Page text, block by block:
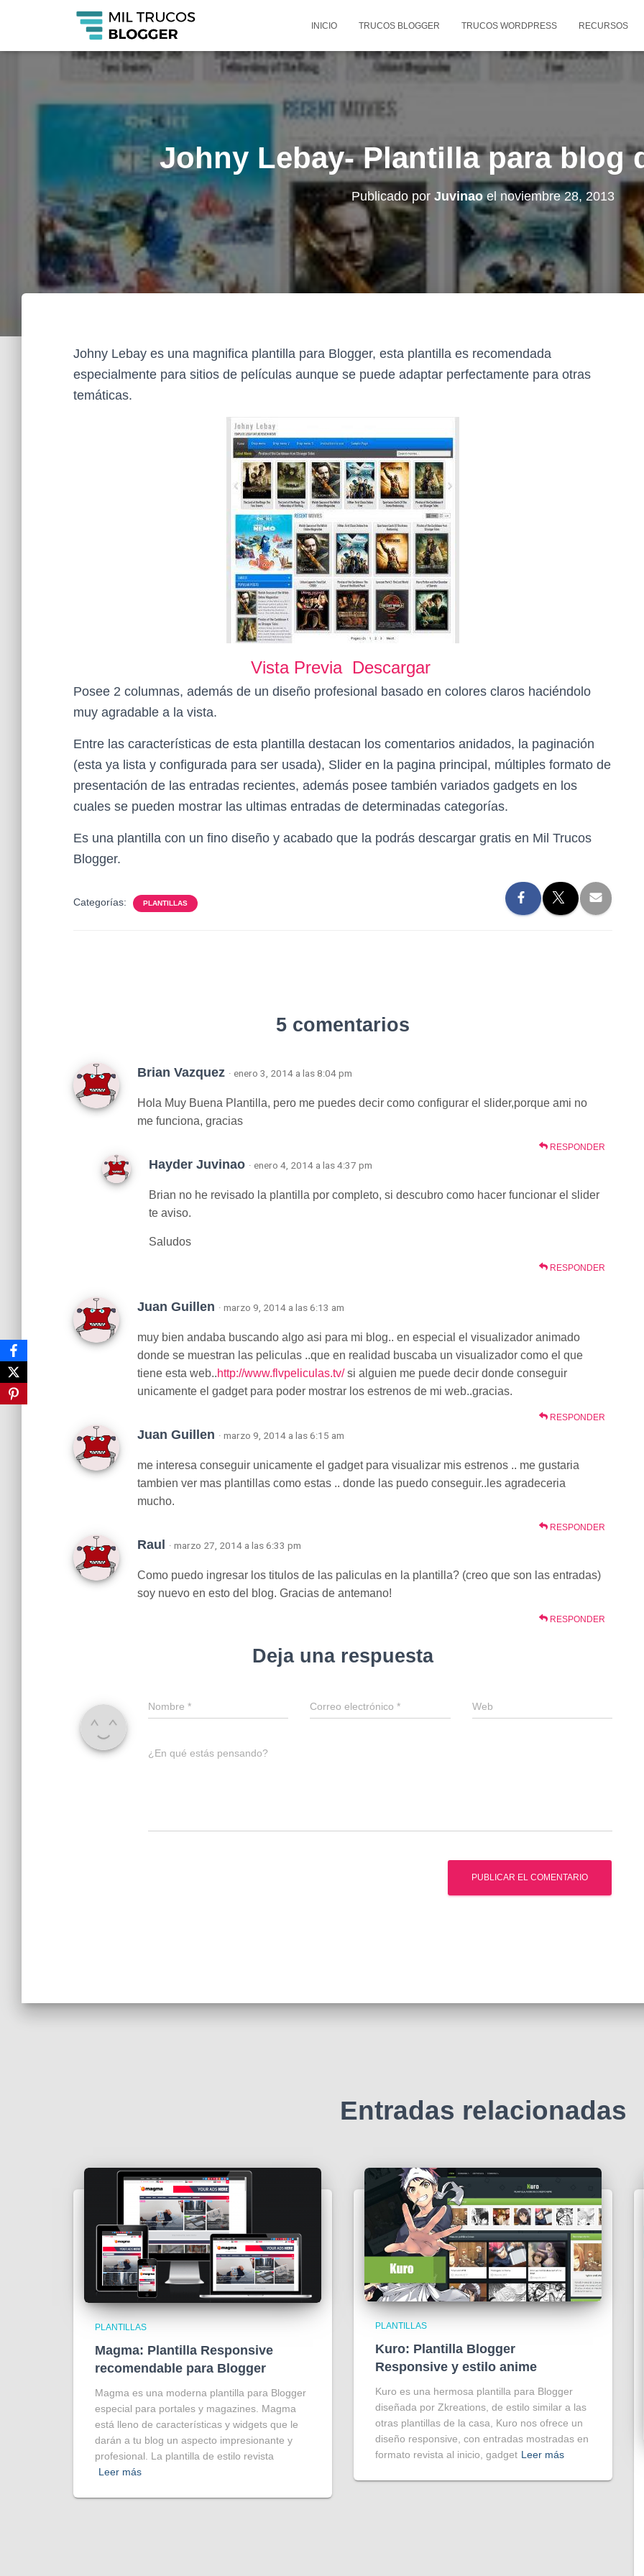
INICIO TRUCOS BLOGGER TRUCOS WORDPRESS RECURSOS
Johny Lebay- Plantilla para blog
Publicado por Juvinaoel noviembre 28, 2013
Johny Lebay es una magnifica plantilla para Blogger, esta plantilla es recomendada
especialmente para sitios de películas aunque se puede adaptar perfectamente para otras
temáticas.
Vista Previa Descargar
Posee 2 columnas, además de un diseño profesional basado en colores claros haciéndolo
muy agradable a la vista.
Entre las características de esta plantilla destacan los comentarios anidados, la paginación
(esta ya lista y configurada para ser usada), Slider en la pagina principal, múltiples formato de
presentación de las entradas recientes, además posee también variados gadgets en los
cuales se pueden mostrar las ultimas entradas de determinadas categorías.
Es una plantilla con un fino diseño y acabado que la podrás descargar gratis en Mil Trucos
Blogger.
Categorías: PLANTILLAS
5 comentarios
Brian Vazquez · enero 3, 2014 a las 8:04 pm
Hola Muy Buena Plantilla, pero me puedes decir como configurar el slider,porque ami no
me funciona, gracias
RESPONDER
Hayder Juvinao · enero 4, 2014 a las 4:37 pm
Brian no he revisado la plantilla por completo, si descubro como hacer funcionar el slider
te aviso.
Saludos
RESPONDER
Juan Guillen · marzo 9, 2014 a las 6:13 am
muy bien andaba buscando algo asi para mi blog.. en especial el visualizador animado
donde se muestran las peliculas ..que en realidad buscaba un visualizador como el que
tiene esta web..http://www.flvpeliculas.tv/si alguien me puede decir donde conseguir
unicamente el gadget para poder mostrar los estrenos de mi web..gracias.
RESPONDER
Juan Guillen · marzo 9, 2014 a las 6:15 am
me interesa conseguir unicamente el gadget para visualizar mis estrenos .. me gustaria
tambien ver mas plantillas como estas .. donde las puedo conseguir..les agradeceria
mucho.
RESPONDER
Raul · marzo 27, 2014 a las 6:33 pm
Como puedo ingresar los titulos de las paliculas en la plantilla? (creo que son las entradas)
soy nuevo en esto del blog. Gracias de antemano!
RESPONDER
Deja una respuesta
Nombre * Correo electrónico* Web
¿En qué estás pensando?
Entradas relacionadas
PLANTILLAS
Magma: Plantilla Responsive
recomendable para Blogger
Magma es una moderna plantilla para Blogger
especial para portales y magazines. Magma
está lleno de características y widgets que le
darán a tu blog un aspecto impresionante y
profesional. La plantilla de estilo revista
Leer más
PLANTILLAS
Kuro: Plantilla Blogger
Responsive y estilo anime
Kuro es una hermosa plantilla para Blogger
diseñada por Zkreations, de estilo similar a las
otras plantillas de la casa, Kuro nos ofrece un
diseño responsive, con entradas mostradas en
formato revista al inicio, gadget Leer más